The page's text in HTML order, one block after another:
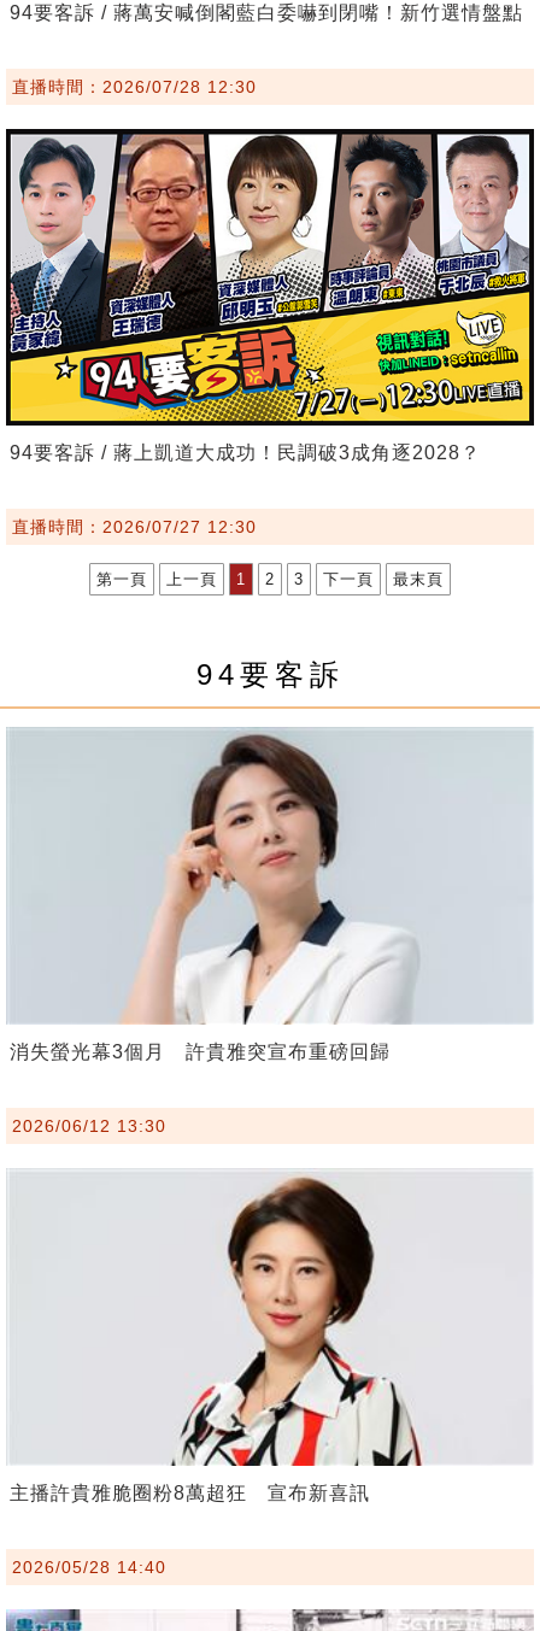
94要客訴 / 蔣萬安喊倒閣藍白委嚇到閉嘴！新竹選情盤點
直播時間：2026/07/28 12:30
94要客訴 / 蔣上凱道大成功！民調破3成角逐2028？
直播時間：2026/07/27 12:30
第一頁 上一頁 1 2 3 下一頁 最末頁
94要客訴
消失螢光幕3個月 許貴雅突宣布重磅回歸
2026/06/12 13:30
主播許貴雅脆圈粉8萬超狂 宣布新喜訊
2026/05/28 14:40